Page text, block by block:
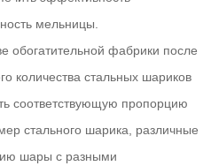
мельницы.
обогатительной фабрики после
количества стальных шариков
соответствующую пропорцию
стального шарика, различные
шары с разными